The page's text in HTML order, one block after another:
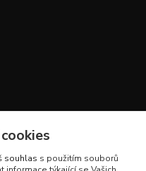
souhlas s použitím souborů